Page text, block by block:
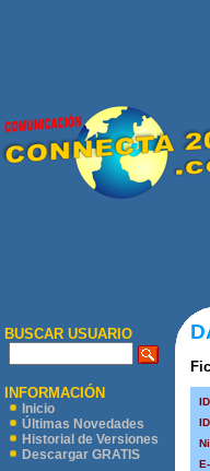
BUSCAR USUARIO
INFORMACIÓN
Inicio
Últimas Novedades
Historial de Versiones
Descargar GRATIS